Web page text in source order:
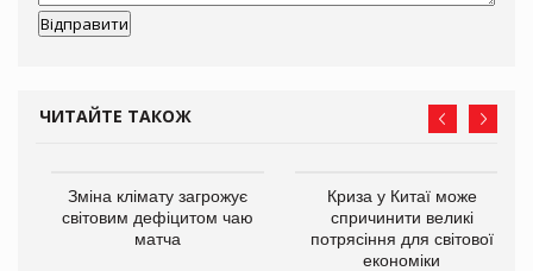
ЧИТАЙТЕ ТАКОЖ
Зміна клімату загрожує
світовим дефіцитом чаю
матча
Криза у Китаї може
спричинити великі
потрясіння для світової
економіки